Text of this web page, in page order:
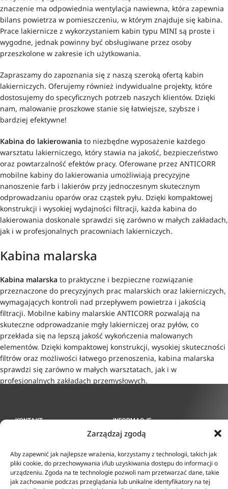
Zarządzaj zgodą
Aby zapewnić jak najlepsze wrażenia, korzystamy z technologii, takich jak
pliki cookie, do przechowywania i/lub uzyskiwania dostępu do informacji o
urządzeniu. Zgoda na te technologie pozwoli nam przetwarzać dane, takie
jak zachowanie podczas przeglądania lub unikalne identyfikatory na tej
znaczenie ma odpowiednia wentylacja nawiewna, która zapewnia
bilans powietrza w pomieszczeniu, w którym znajduje się kabina.
Prace lakiernicze z wykorzystaniem kabin typu MINI są proste i
wygodne, jednak powinny być obsługiwane przez osoby
przeszkolone w zakresie ich użytkowania.
Zapraszamy do zapoznania się z naszą szeroką ofertą kabin
lakierniczych. Oferujemy również indywidualne projekty, które
dostosujemy do specyficznych potrzeb naszych klientów. Dzięki
nam, malowanie proszkowe stanie się łatwiejsze, szybsze i
bardziej efektywne!
Kabina do lakierowania to niezbędne wyposażenie każdego
warsztatu lakierniczego, który stawia na jakość, bezpieczeństwo
oraz powtarzalność efektów pracy. Oferowane przez ANTICORR
mobilne kabiny do lakierowania umożliwiają precyzyjne
nanoszenie farb i lakierów przy jednoczesnym skutecznym
odprowadzaniu oparów oraz cząstek pyłu. Dzięki kompaktowej
konstrukcji i wysokiej wydajności filtracji, każda kabina do
lakierowania doskonale sprawdzi się zarówno w małych zakładach,
jak i w profesjonalnych pracowniach lakierniczych.
Kabina malarska
Kabina malarska to praktyczne i bezpieczne rozwiązanie
przeznaczone do precyzyjnych prac malarskich oraz lakierniczych,
wymagających kontroli nad przepływem powietrza i jakością
filtracji. Mobilne kabiny malarskie ANTICORR pozwalają na
skuteczne odprowadzanie mgły lakierniczej oraz pyłów, co
przekłada się na lepszą jakość wykończenia malowanych
elementów. Dzięki kompaktowej konstrukcji, wysokiej skuteczności
filtrów oraz możliwości łatwego przenoszenia, kabina malarska
sprawdzi się zarówno w małych warsztatach, jak i w
profesjonalnych zakładach przemysłowych.
KONTAKT
+48 58 342 24 15
Biuro czynne w godzinach
8:00-16:00
INFORMACJE
Regulamin
Polityka prywatności
Płatność i dostawa
Zwroty i reklamacje